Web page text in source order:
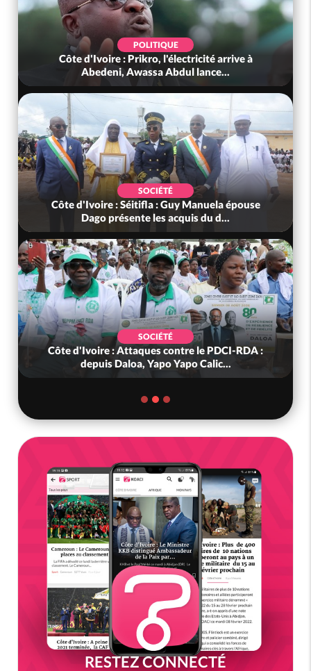
POLITIQUE
Côte d'Ivoire : Prikro, l'électricité arrive à
Abedeni, Awassa Abdul lance...
SOCIÉTÉ
Côte d'Ivoire : Séitifla : Guy Manuela épouse
Dago présente les acquis du d...
SOCIÉTÉ
Côte d'Ivoire : Attaques contre le PDCI-RDA :
depuis Daloa, Yapo Yapo Calic...
RESTEZ CONNECTÉ